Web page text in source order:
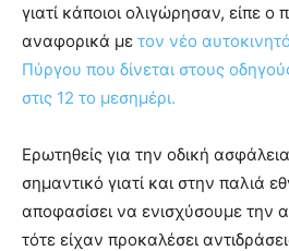
γιατί κάποιοι ολιγώρησαν, είπε
αναφορικά με τον νέο
Πύργου που δίνεται στους
στις 12 το μεσημέρι.
Ερωτηθείς για την οδική
σημαντικό γιατί και στην παλιά
αποφασίσει να ενισχύσουμε την
τότε είχαν προκαλέσει